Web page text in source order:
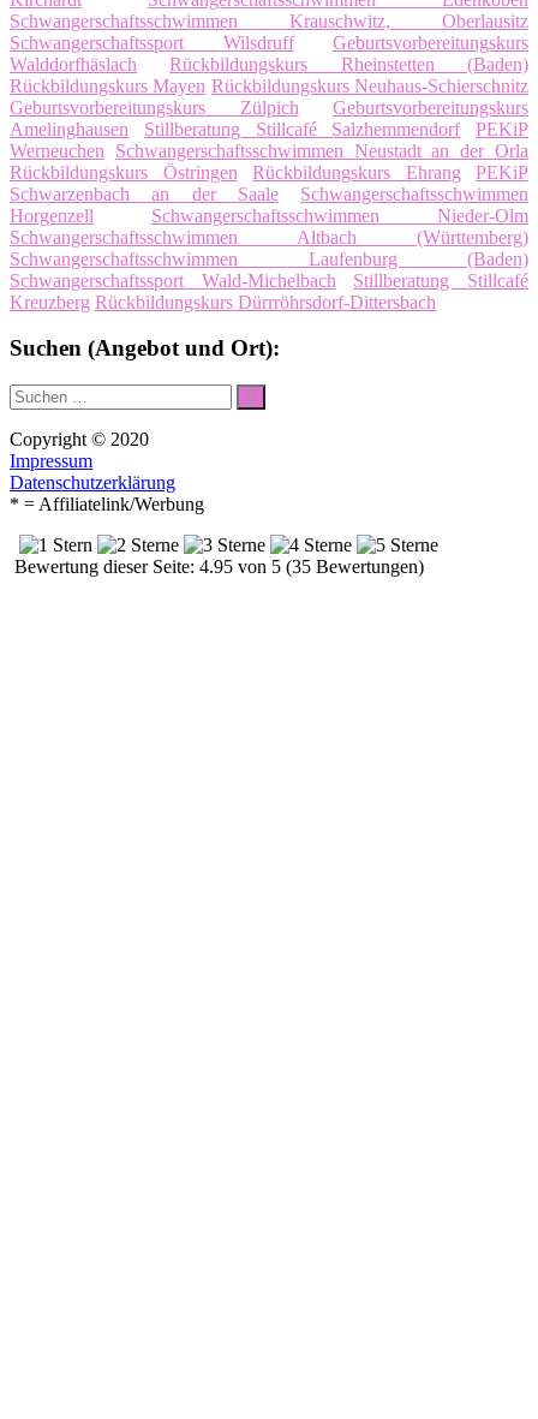
Schwangerschaftsschwimmen Krauschwitz, Oberlausitz
Schwangerschaftssport Wilsdruff
Geburtsvorbereitungskurs
Walddorfhäslach
Rückbildungskurs Rheinstetten (Baden)
Rückbildungskurs Mayen Rückbildungskurs Neuhaus-Schierschnitz
Geburtsvorbereitungskurs Zülpich
Geburtsvorbereitungskurs
Amelinghausen
Stillberatung Stillcafé Salzhemmendorf
PEKiP
Werneuchen
Schwangerschaftsschwimmen Neustadt an der Orla
Rückbildungskurs Östringen
Rückbildungskurs Ehrang
PEKiP
Schwarzenbach an der Saale
Schwangerschaftsschwimmen
Horgenzell
Schwangerschaftsschwimmen Nieder-Olm
Schwangerschaftsschwimmen Altbach (Württemberg)
Schwangerschaftsschwimmen Laufenburg (Baden)
Schwangerschaftssport Wald-Michelbach
Stillberatung Stillcafé
Kreuzberg Rückbildungskurs Dürrröhrsdorf-Dittersbach
Suchen (Angebot und Ort):
Suche
nach:
Suchen
Copyright © 2020
Impressum
Datenschutzerklärung
* = Affiliatelink/Werbung
Bewertung dieser Seite: 4.95 von 5 (35 Bewertungen)